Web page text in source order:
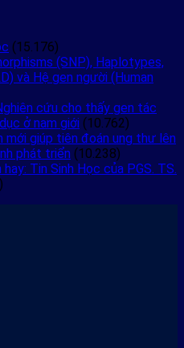
Phân
Tích
của
hệ
sinh
vật
và
AI
trong
(15.176)
(SNP), Haplotypes,
và Hệ gen người (Human
cứu cho thấy gen tác
ở nam giới (10.762)
mới giúp tiên đoán ung thư lên
phát triển (10.238)
hay: Tin Sinh Học của PGS. TS.